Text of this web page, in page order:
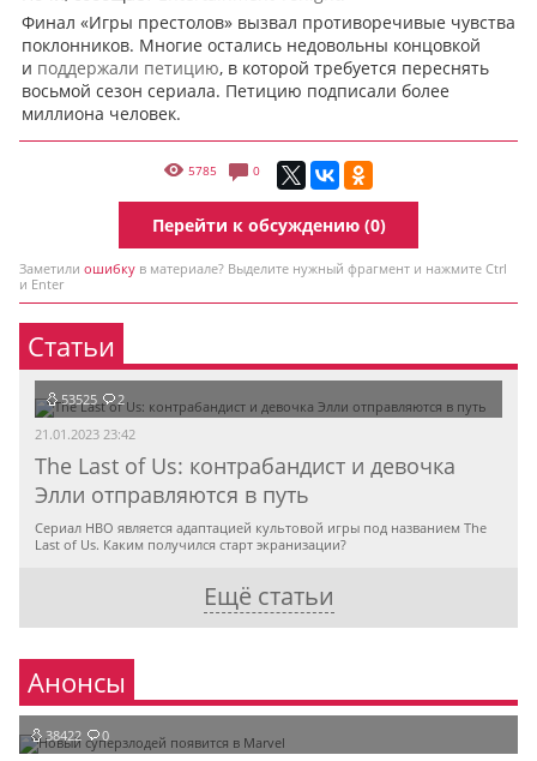
Финал «Игры престолов» вызвал противоречивые чувства
поклонников. Многие остались недовольны концовкой
и поддержали петицию, в которой требуется переснять
восьмой сезон сериала. Петицию подписали более
миллиона человек.
5785 0
Перейти к обсуждению (0)
Заметили ошибку в материале? Выделите нужный фрагмент и нажмите Ctrl
и Enter
Статьи
53525 2
21.01.2023 23:42
The Last of Us: контрабандист и девочка
Элли отправляются в путь
Сериал HBO является адаптацией культовой игры под названием The
Last of Us. Каким получился старт экранизации?
Ещё статьи
Анонсы
38422 0